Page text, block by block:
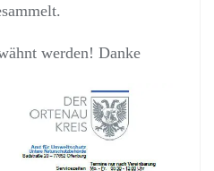
werden! Danke